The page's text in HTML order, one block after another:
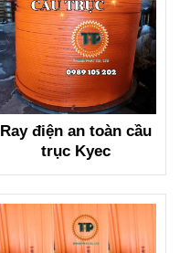
Ray điện an toàn cầu
trục Kyec